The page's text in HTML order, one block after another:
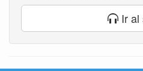
Ir al